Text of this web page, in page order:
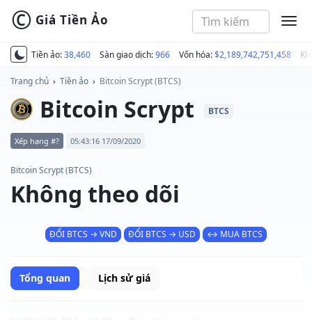
Tiền ảo:38,460 Sàn giao dịch:966 Vốn hóa:$2,189,742,751,458
© Giá Tiền Ảo
Trang chủ › Tiền ảo › Bitcoin Scrypt (BTCS)
Bitcoin Scrypt BTCS
Xếp hạng #? 05:43:16 17/09/2020
Bitcoin Scrypt (BTCS)
Không theo dõi
ĐỔI BTCS → VND ĐỔI BTCS → USD ↔ MUA BTCS
Tổng quan Lịch sử giá